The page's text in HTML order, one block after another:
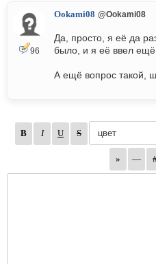
96
Ookami08 @Ookami08
Да, просто, я её да
было, и я её ввел ещё
А ещё вопрос такой,